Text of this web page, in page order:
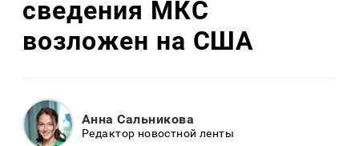
сведения МКС
возложен на США
Анна Сальникова
Редактор новостной ленты